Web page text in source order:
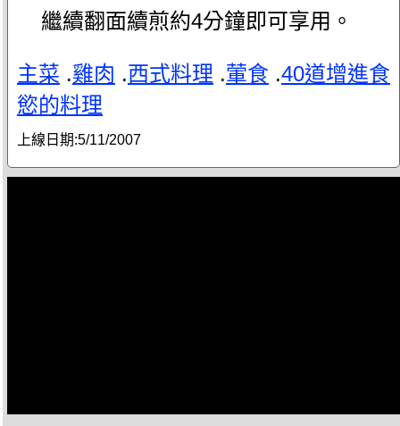
繼續翻面續煎約4分鐘即可享用。
主菜 .雞肉 .西式料理 .葷食 .40道增進食
慾的料理
上線日期:5/11/2007